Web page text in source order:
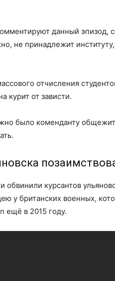
данный эпизод,
не принадлежит
отчисления
курит от зависти.
было коменданту
обвинили курсантов
у британских военных,
ещё в 2015 году.